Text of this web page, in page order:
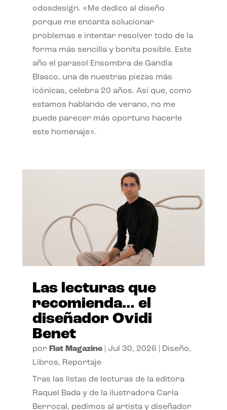
odosdesign. «Me dedico al diseño
porque me encanta solucionar
problemas e intentar resolver todo de la
forma más sencilla y bonita posible. Este
año el parasol Ensombra de Gandia
Blasco, una de nuestras piezas más
icónicas, celebra 20 años. Así que, como
estamos hablando de verano, no me
puede parecer más oportuno hacerle
este homenaje».
Las lecturas que
recomienda… el
diseñador Ovidi
Benet
por Flat Magazine| Jul 30, 2026 Diseño,
Libros, Reportaje
Tras las listas de lecturas de la editora
Raquel Bada y de la ilustradora Carla
Berrocal, pedimos al artista y diseñador